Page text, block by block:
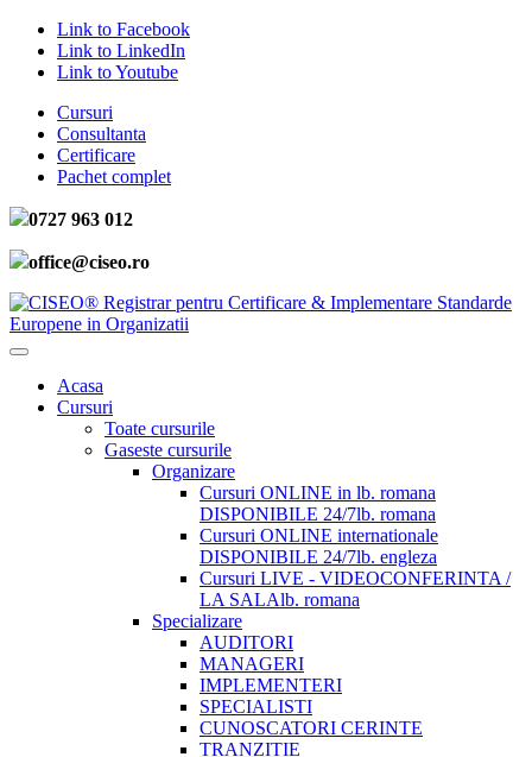
Link to Facebook
Link to LinkedIn
Link to Youtube
Cursuri
Consultanta
Certificare
Pachet complet
0727 963 012
office@ciseo.ro
Acasa
Cursuri
Toate cursurile
Gaseste cursurile
Organizare
Cursuri ONLINE in lb. romana
DISPONIBILE 24/7lb. romana
Cursuri ONLINE internationale
DISPONIBILE 24/7lb. engleza
Cursuri LIVE - VIDEOCONFERINTA /
LA SALAlb. romana
Specializare
AUDITORI
MANAGERI
IMPLEMENTERI
SPECIALISTI
CUNOSCATORI CERINTE
TRANZITIE